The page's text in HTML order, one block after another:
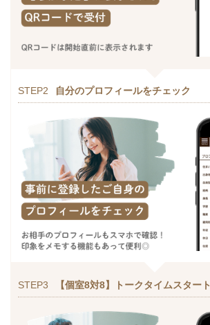
STEP2 自分のプロフィールをチェック
STEP3 【個室8対8】トークタイムスタート